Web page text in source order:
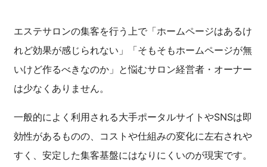
エステサロンの集客を行う上で「ホームページはあるけ
れど効果が感じられない」「そもそもホームページが無
いけど作るべきなのか」と悩むサロン経営者・オーナー
は少なくありません。
一般的によく利用される大手ポータルサイトやSNSは即
効性があるものの、コストや仕組みの変化に左右されや
すく、安定した集客基盤にはなりにくいのが現実です。